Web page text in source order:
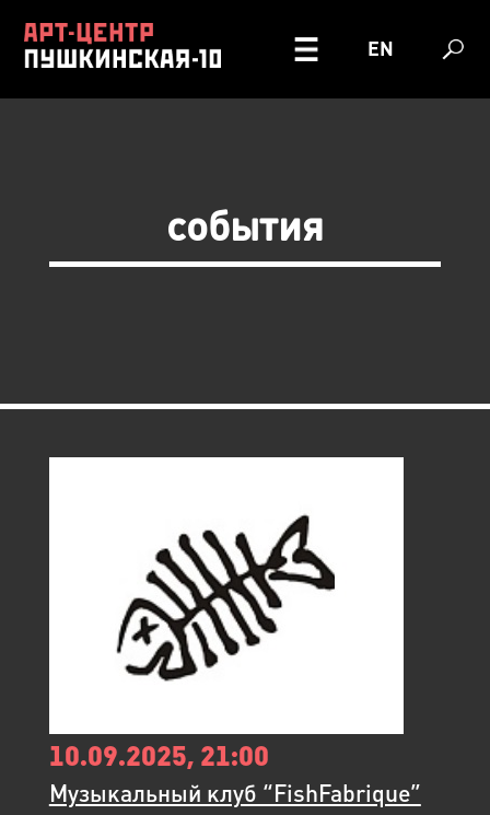
EN
события
10.09.2025, 21:00
Музыкальный клуб “FishFabrique”